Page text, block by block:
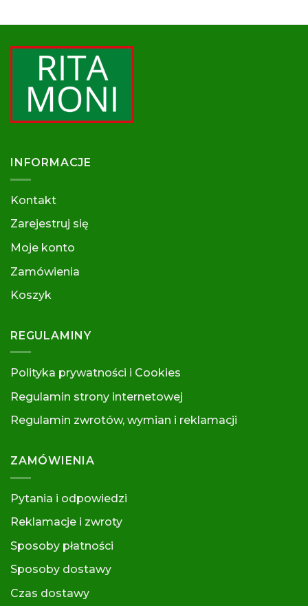
INFORMACJE
Kontakt
Zarejestruj się
Moje konto
Zamówienia
Koszyk
REGULAMINY
Polityka prywatności i Cookies
Regulamin strony internetowej
Regulamin zwrotów, wymian i reklamacji
ZAMÓWIENIA
Pytania i odpowiedzi
Reklamacje i zwroty
Sposoby płatności
Sposoby dostawy
Czas dostawy